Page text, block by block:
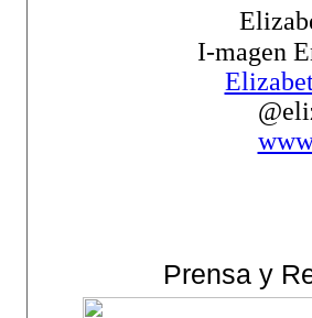
I-magen
Prensa y